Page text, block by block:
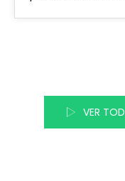
VER